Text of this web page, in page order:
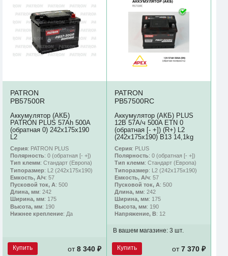
PATRON
PB57500R
Аккумулятор (АКБ)
PATRON PLUS 57Ah 500A
(обратная 0) 242x175x190
L2
Серия: PATRON PLUS
Полярность: 0 (обратная [- +])
Тип клемм: Стандарт (Европа)
Типоразмер: L2 (242х175х190)
Емкость, А/ч: 57
Пусковой ток, А: 500
Длина, мм: 242
Ширина, мм: 175
Высота, мм: 190
Нижнее крепление: Да
Купить от8 340 ₽
PATRON
PB57500RC
Аккумулятор (АКБ) PLUS
12В 57А/ч 500A ETN 0
(обратная [- +]) (R+) L2
(242х175х190) B13 14,1kg
Серия: PLUS
Полярность: 0 (обратная [- +])
Тип клемм: Стандарт (Европа)
Типоразмер: L2 (242х175х190)
Емкость, А/ч: 57
Пусковой ток, А: 500
Длина, мм: 242
Ширина, мм: 175
Высота, мм: 190
Напряжение, В: 12
В вашем магазине: 3 шт.
Купить от7 370 ₽